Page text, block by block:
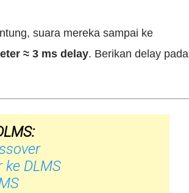
suara mereka sampai ke
≈ 3 ms delay. Berikan delay pada
ke DLMS